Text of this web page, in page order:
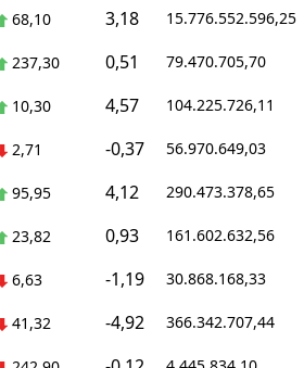
Kars
Kastamonu
Kayseri
Kırklareli
Kırşehir
Kocaeli
Konya
Kütahya
68,10 3,18 15.776.552.596,25
237,30 0,51 79.470.705,70
10,30 4,57 104.225.726,11
2,71 -0,37 56.970.649,03
95,95 4,12 290.473.378,65
23,82 0,93 161.602.632,56
6,63 -1,19 30.868.168,33
41,32 -4,92 366.342.707,44